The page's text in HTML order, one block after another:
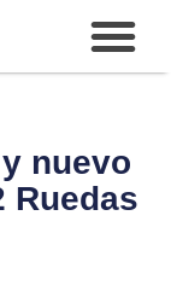
nuevo
Ruedas